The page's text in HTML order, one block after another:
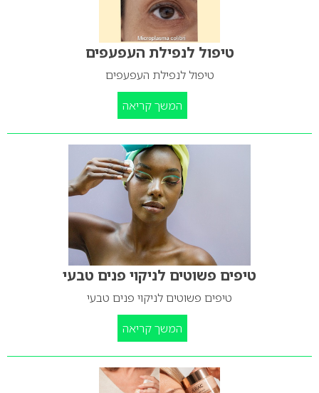
טיפול לנפילת העפעפים
טיפול לנפילת העפעפים
המשך קריאה
טיפים פשוטים לניקוי פנים טבעי
טיפים פשוטים לניקוי פנים טבעי
המשך קריאה